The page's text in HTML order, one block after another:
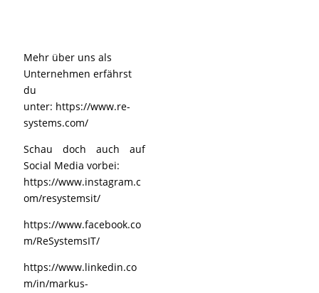
Mehr über uns als
Unternehmen erfährst
du
unter: https://www.re-
systems.com/
Schau doch auch auf
Social Media vorbei:
https://www.instagram.c
om/resystemsit/
https://www.facebook.co
m/ReSystemsIT/
https://www.linkedin.co
m/in/markus-